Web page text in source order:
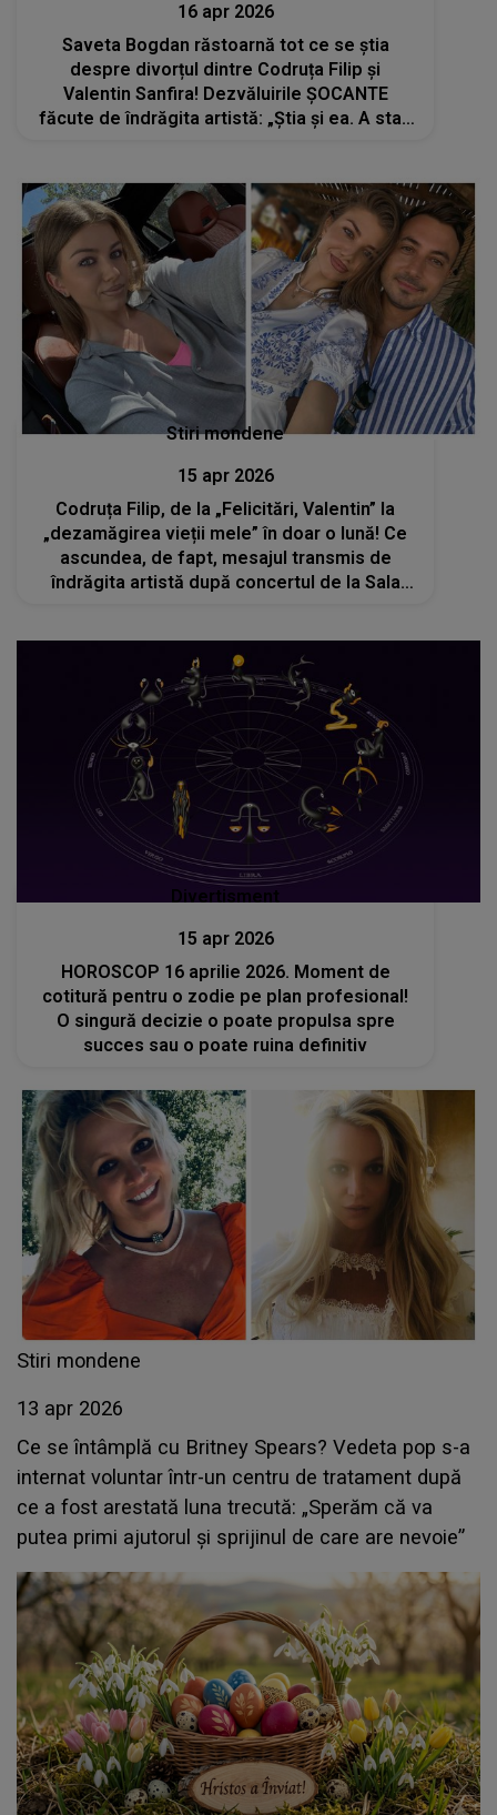
16 apr 2026
Saveta Bogdan răstoarnă tot ce se știa
despre divorțul dintre Codruța Filip și
Valentin Sanfira! Dezvăluirile ȘOCANTE
făcute de îndrăgita artistă: „Știa și ea. A stat,
Stiri mondene
15 apr 2026
Codruța Filip, de la „Felicitări, Valentin” la
„dezamăgirea vieții mele” în doar o lună! Ce
ascundea, de fapt, mesajul transmis de
îndrăgita artistă după concertul de la Sala
Divertisment
15 apr 2026
HOROSCOP 16 aprilie 2026. Moment de
cotitură pentru o zodie pe plan profesional!
O singură decizie o poate propulsa spre
succes sau o poate ruina definitiv
Stiri mondene
13 apr 2026
Ce se întâmplă cu Britney Spears? Vedeta pop s-a
internat voluntar într-un centru de tratament după
ce a fost arestată luna trecută: „Sperăm că va
putea primi ajutorul şi sprijinul de care are nevoie”